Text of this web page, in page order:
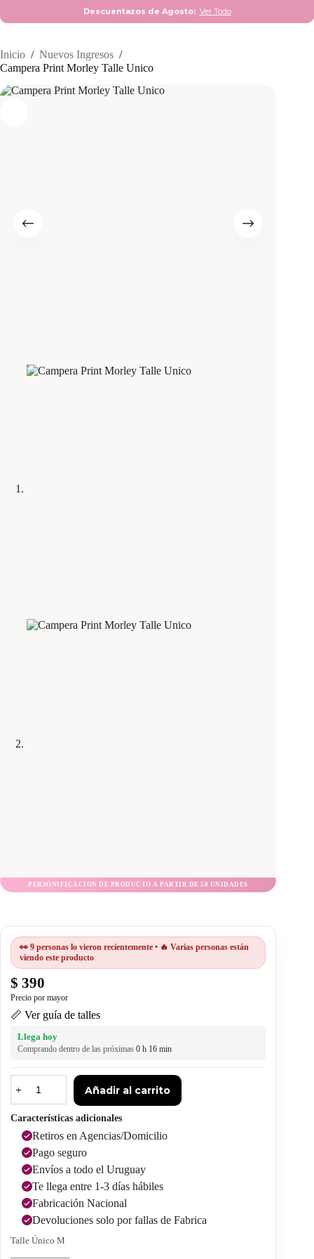
Descuentazos de Agosto: Ver Todo
Inicio / Nuevos Ingresos /
Campera Print Morley Talle Unico
👀 9 personas lo vieron recientemente • 🔥 Varias personas están
viendo este producto
$ 390
📏 Ver guía de talles
Llega hoy
Comprando dentro de las próximas 0 h 16 min
Añadir al carrito
Características adicionales
Retiros en Agencias/Domicilio
Pago seguro
Envíos a todo el Uruguay
Te llega entre 1-3 días hábiles
Fabricación Nacional
Devoluciones solo por fallas de Fabrica
Talle Único M